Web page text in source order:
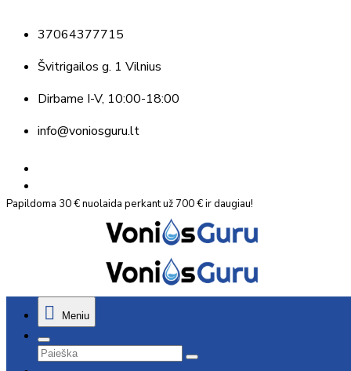
37064377715
Švitrigailos g. 1 Vilnius
Dirbame I-V, 10:00-18:00
info@voniosguru.lt
Papildoma 30 € nuolaida perkant už 700 € ir daugiau!
Meniu